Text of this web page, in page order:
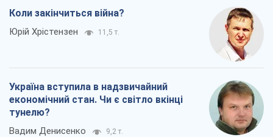
Коли закінчиться війна?
Юрій Хрістензен 11,5 т.
Україна вступила в надзвичайний
економічний стан. Чи є світло вкінці
тунелю?
Вадим Денисенко 9,2 т.